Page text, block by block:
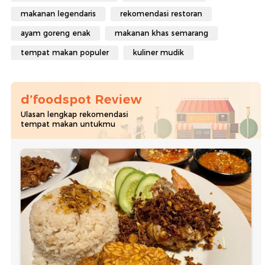
makanan legendaris rekomendasi restoran
ayam goreng enak makanan khas semarang
tempat makan populer kuliner mudik
d’foodspot Review
Ulasan lengkap rekomendasi
tempat makan untukmu